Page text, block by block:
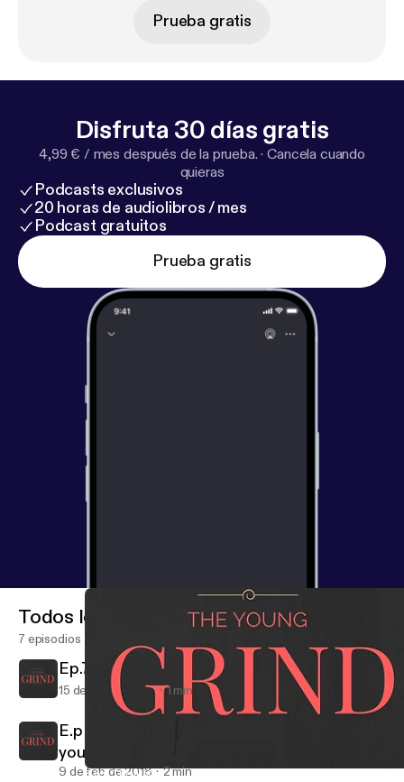
Prueba gratis
Disfruta 30 días gratis
4,99 € / mes después de la prueba. ·Cancela cuando
quieras
Podcasts exclusivos
20 horas de audiolibros / mes
Podcast gratuitos
Prueba gratis
E.p 6 The first step you need to make when you grow a personal
Todos los episodios
7 episodios
Ep.7 Are books the cheat code for life?
15 de feb de 2018 1 min
E.p 6 The first step you need to make when
you grow a personal bread
9 de feb de 2018 2 min